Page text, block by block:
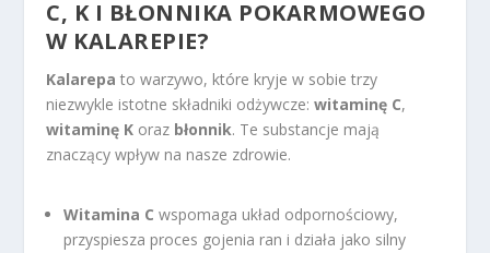
C, K I BŁONNIKA POKARMOWEGO
W KALAREPIE?
Kalarepa to warzywo, które kryje w sobie trzy
niezwykle istotne składniki odżywcze:witaminę C,
witaminę K oraz błonnik. Te substancje mają
znaczący wpływ na nasze zdrowie.
Witamina C wspomaga układ odpornościowy,
przyspiesza proces gojenia ran i działa jako silny